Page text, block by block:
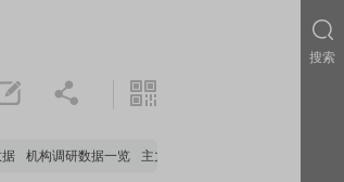
机构调研数据一览 主力最新动向
搜索